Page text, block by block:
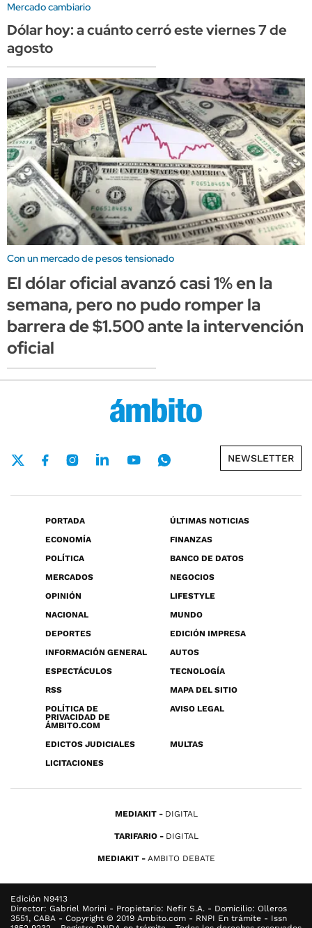
Mercado cambiario
Dólar hoy: a cuánto cerró este viernes 7 de
agosto
Con un mercado de pesos tensionado
El dólar oficial avanzó casi 1% en la
semana, pero no pudo romper la
barrera de $1.500 ante la intervención
oficial
NEWSLETTER
PORTADA
ÚLTIMAS NOTICIAS
ECONOMÍA
FINANZAS
POLÍTICA
BANCO DE DATOS
MERCADOS
NEGOCIOS
OPINIÓN
LIFESTYLE
NACIONAL
MUNDO
DEPORTES
EDICIÓN IMPRESA
INFORMACIÓN GENERAL
AUTOS
ESPECTÁCULOS
TECNOLOGÍA
RSS
MAPA DEL SITIO
POLÍTICA DE
PRIVACIDAD DE
ÁMBITO.COM
AVISO LEGAL
EDICTOS JUDICIALES
MULTAS
LICITACIONES
MEDIAKIT DIGITAL
TARIFARIO DIGITAL
MEDIAKIT AMBITO DEBATE
Edición N9413
Director: Gabriel Morini - Propietario: Nefir S.A. - Domicilio: Olleros
3551, CABA - Copyright © 2019 Ambito.com - RNPI En trámite - Issn